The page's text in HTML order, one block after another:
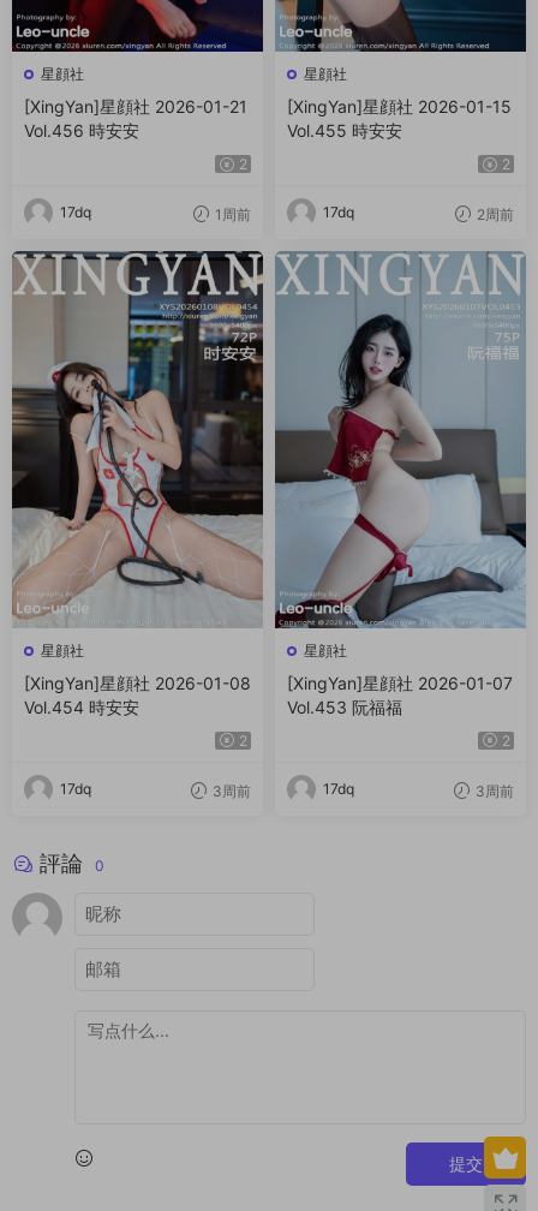
星顔社
[XingYan]星顔社 2026-01-21
Vol.456 時安安
2
17dq 1周前
星顔社
[XingYan]星顔社 2026-01-15
Vol.455 時安安
2
17dq 2周前
星顔社
[XingYan]星顔社 2026-01-08
Vol.454 時安安
2
17dq 3周前
星顔社
[XingYan]星顔社 2026-01-07
Vol.453 阮福福
2
17dq 3周前
評論 0
提交